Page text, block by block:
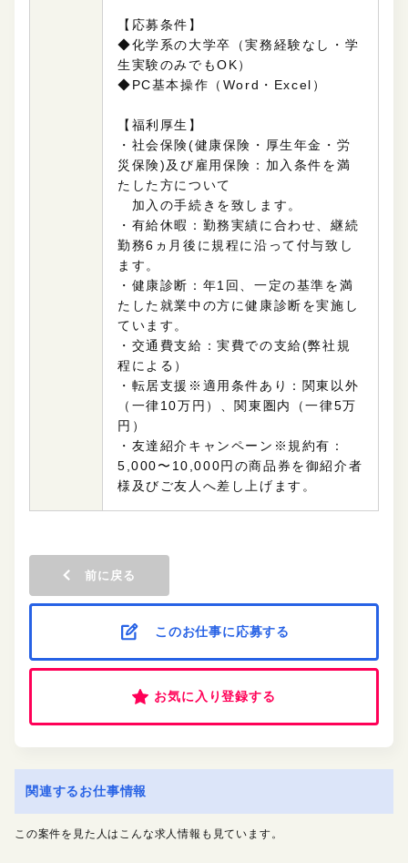
【応募条件】
◆化学系の大学卒（実務経験なし・学
生実験のみでもOK）
◆PC基本操作（Word・Excel）
【福利厚生】
・社会保険(健康保険・厚生年金・労
災保険)及び雇用保険：加入条件を満
たした方について
加入の手続きを致します。
・有給休暇：勤務実績に合わせ、継続
勤務6ヵ月後に規程に沿って付与致し
ます。
・健康診断：年1回、一定の基準を満
たした就業中の方に健康診断を実施し
ています。
・交通費支給：実費での支給(弊社規
程による）
・転居支援※適用条件あり：関東以外
（一律10万円）、関東圏内（一律5万
円）
・友達紹介キャンペーン※規約有：
5,000〜10,000円の商品券を御紹介者
様及びご友人へ差し上げます。
前に戻る
このお仕事に応募する
お気に入り登録する
関連するお仕事情報
この案件を見た人はこんな求人情報も見ています。